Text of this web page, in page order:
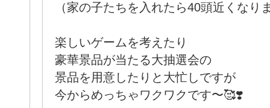
（家の子たちを入れたら40頭近くな
楽しいゲームを考えたり
豪華景品が当たる大抽選会の
景品を用意したりと大忙しですが
今からめっちゃワクワクです〜🥰❣️